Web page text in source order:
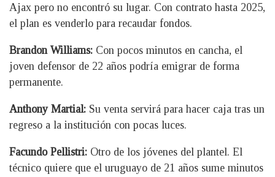
Ajax pero no encontró su lugar. Con contrato hasta 2025,
el plan es venderlo para recaudar fondos.
Brandon Williams: Con pocos minutos en cancha, el
joven defensor de 22 años podría emigrar de forma
permanente.
Anthony Martial: Su venta servirá para hacer caja tras un
regreso a la institución con pocas luces.
Facundo Pellistri: Otro de los jóvenes del plantel. El
técnico quiere que el uruguayo de 21 años sume minutos